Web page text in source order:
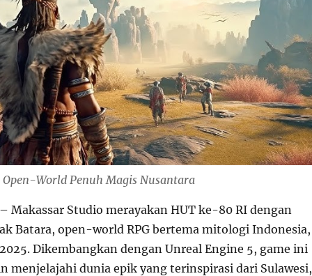
Open-World Penuh Magis Nusantara
– Makassar Studio merayakan HUT ke-80 RI dengan
Batara, open-world RPG bertema mitologi Indonesia,
Dikembangkan dengan Unreal Engine 5, game ini
menjelajahi dunia epik yang terinspirasi dari Sulawesi,